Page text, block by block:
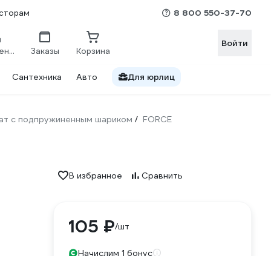
8 800 550-37-70
Сравнение Заказы Корзина
Войти
Сантехника Авто Для юрлиц
с подпружиненным шариком / FORCE
В избранное Сравнить
105 ₽/шт
Начислим 1 бонус